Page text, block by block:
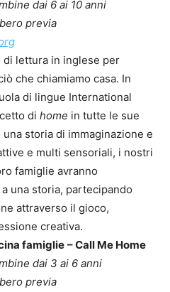
dai 6 ai 10 anni
previa
di lettura in inglese per
che chiamiamo casa. In
di lingue International
di home in tutte le sue
storia di immaginazione e
e multi sensoriali, i nostri
famiglie avranno
una storia, partecipando
attraverso il gioco,
creativa.
famiglie – Call Me Home
dai 3 ai 6 anni
previa